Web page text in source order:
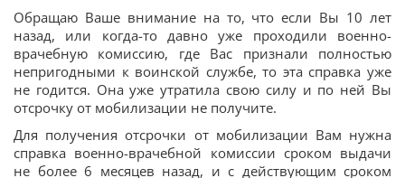
Обращаю Ваше внимание на то, что если Вы 10 лет
назад, или когда-то давно уже проходили военно-
врачебную комиссию, где Вас признали полностью
непригодными к воинской службе, то эта справка уже
не годится. Она уже утратила свою силу и по ней Вы
отсрочку от мобилизации не получите.
Для получения отсрочки от мобилизации Вам нужна
справка военно-врачебной комиссии сроком выдачи
не более 6 месяцев назад, и с действующим сроком